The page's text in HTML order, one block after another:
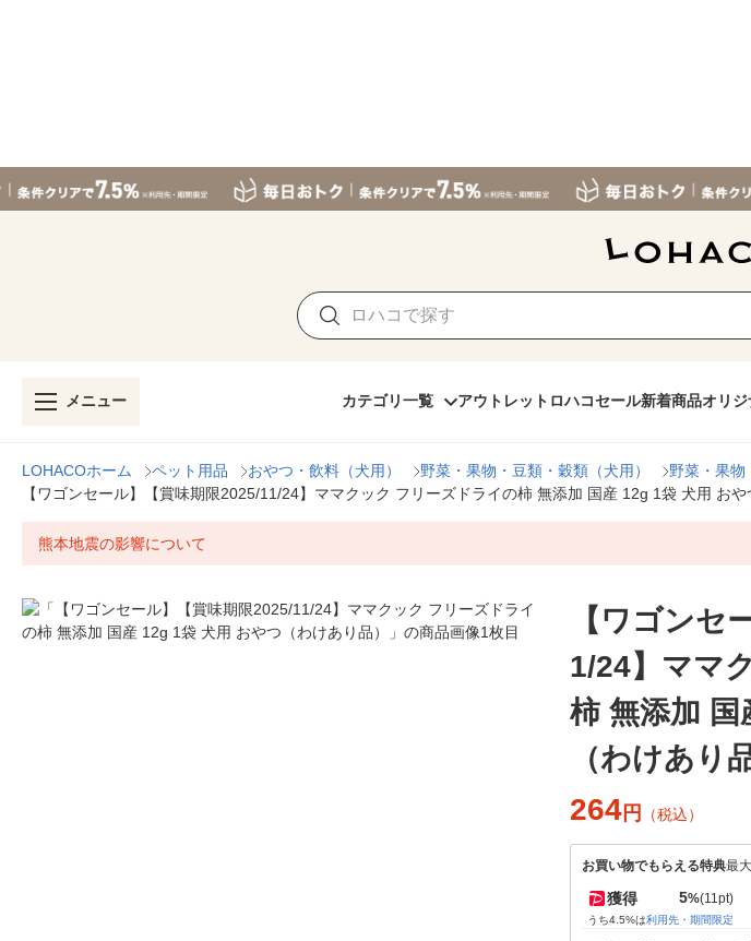
メニュー カテゴリ一覧 アウトレット ロハコセール新着商品オリ
LOHACOホーム ペット用品 おやつ・飲料（犬用） 野菜・果物・豆類・穀類（犬用）
野菜・果物
【ワゴンセール】【賞味期限2025/11/24】ママクック フリーズドライの柿 無添加 国産 12g 1袋 犬用 おや
熊本地震の影響について
【ワゴンセ
1/24】ママ
柿 無添加
（わけあり
264 円 （税込）
お買い物でもらえる特典最
獲得 5%(11pt)
うち4.5%は利用先・期間限定